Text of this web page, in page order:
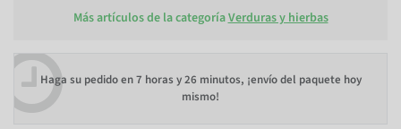
Más artículos de la categoríaVerduras y hierbas
Haga su pedido en7 horas y 26 minutos, ¡envío del paquete hoy
mismo!